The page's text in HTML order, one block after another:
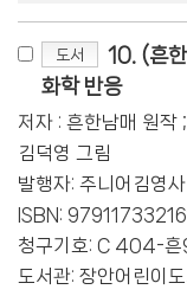
도서
10. (흔
화학 반응
저자 : 흔한남매 원작
김덕영 그림
발행자: 주니어김영사
ISBN:
청구기호: C 404-
도서관: 장안어린이